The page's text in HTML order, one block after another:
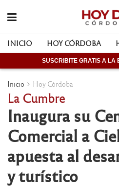
INICIO HOY CÓRDOBA
SUSCRIBITE GRATIS A LA
Inicio Hoy Córdoba
La Cumbre
Inaugura su
Comercial a
apuesta al
y turístico